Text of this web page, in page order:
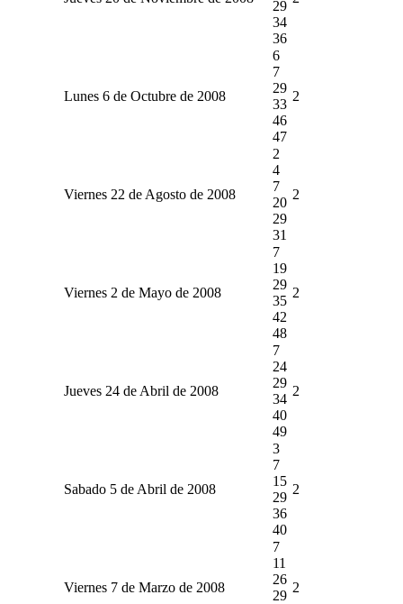
29
34
36
Lunes 6 de Octubre de 2008
6
7
29
33
46
47
2
Viernes 22 de Agosto de 2008
2
4
7
20
29
31
2
Viernes 2 de Mayo de 2008
7
19
29
35
42
48
2
Jueves 24 de Abril de 2008
7
24
29
34
40
49
2
Sabado 5 de Abril de 2008
3
7
15
29
36
40
2
Viernes 7 de Marzo de 2008
7
11
26
29
2